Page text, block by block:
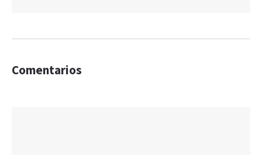
Comentarios